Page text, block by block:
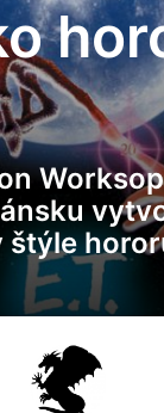
štýle